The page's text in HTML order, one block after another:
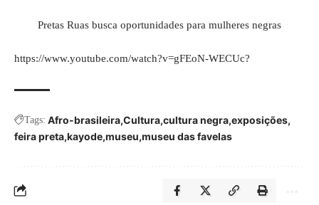
Pretas Ruas busca oportunidades para mulheres negras
https://www.youtube.com/watch?v=gFEoN-WECUc?
Tags: Afro-brasileira Cultura cultura negra exposições
feira preta kayode museu museu das favelas